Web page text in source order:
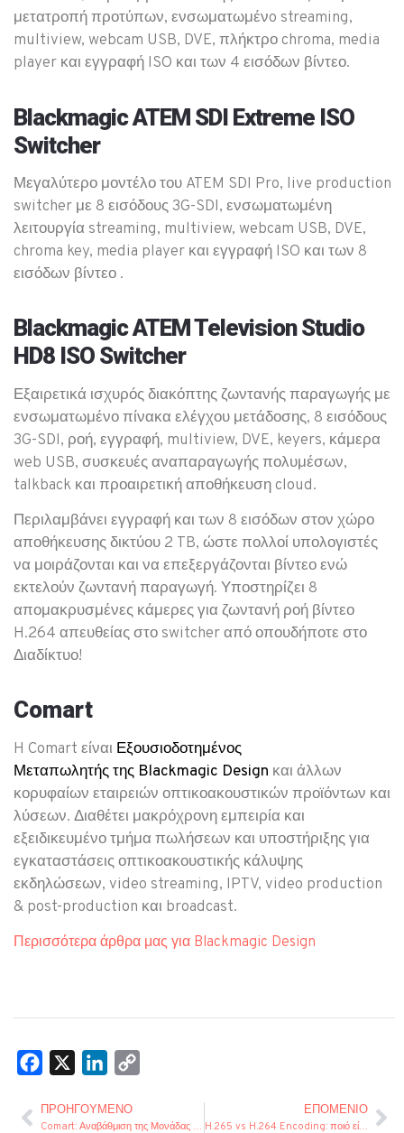
μετατροπή προτύπων, ενσωματωμένo streaming,
multiview, webcam USB, DVE, πλήκτρο chroma, media
player και εγγραφή ISO και των 4 εισόδων βίντεο.
Blackmagic ATEM SDI Extreme ISO
Switcher
Μεγαλύτερο μοντέλο του ATEM SDI Pro, live production
switcher με 8 εισόδους 3G-SDI, ενσωματωμένη
λειτουργία streaming, multiview, webcam USB, DVE,
chroma key, media player και εγγραφή ISO και των 8
εισόδων βίντεο .
Blackmagic ATEM Television Studio
HD8 ISO Switcher
Εξαιρετικά ισχυρός διακόπτης ζωντανής παραγωγής με
ενσωματωμένο πίνακα ελέγχου μετάδοσης, 8 εισόδους
3G-SDI, ροή, εγγραφή, multiview, DVE, keyers, κάμερα
web USB, συσκευές αναπαραγωγής πολυμέσων,
talkback και προαιρετική αποθήκευση cloud.
Περιλαμβάνει εγγραφή και των 8 εισόδων στον χώρο
αποθήκευσης δικτύου 2 TB, ώστε πολλοί υπολογιστές
να μοιράζονται και να επεξεργάζονται βίντεο ενώ
εκτελούν ζωντανή παραγωγή. Υποστηρίζει 8
απομακρυσμένες κάμερες για ζωντανή ροή βίντεο
H.264 απευθείας στο switcher από οπουδήποτε στο
Διαδίκτυο!
Comart
H Comart είναι Εξουσιοδοτημένος
Μεταπωλητής της Blackmagic Design και άλλων
κορυφαίων εταιρειών οπτικοακουστικών προϊόντων και
λύσεων. Διαθέτει μακρόχρονη εμπειρία και
εξειδικευμένο τμήμα πωλήσεων και υποστήριξης για
εγκαταστάσεις οπτικοακουστικής κάλυψης
εκδηλώσεων, video streaming, IPTV, video production
& post-production και broadcast.
Περισσότερα άρθρα μας για Blackmagic Design
Facebook LinkedIn
ΠΡΟΗΓΟΎΜΕΝΟ
Comart: Αναβάθμιση της Μονάδας Εξωτερικών Μεταδόσεων – OB Van του TV100
ΕΠΌΜΕΝΙΟ
H.265 vs H.264 Encoding: ποιό είναι καλύτερο;